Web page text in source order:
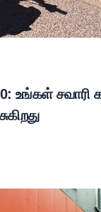
உங்கள் சவாரி